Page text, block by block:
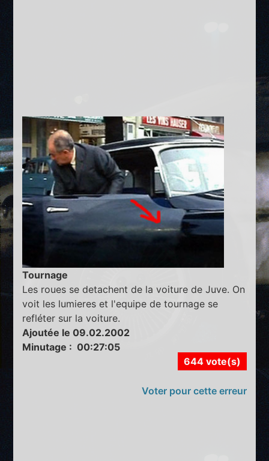
Tournage
Les roues se detachent de la voiture de Juve. On
voit les lumieres et l'equipe de tournage se
refléter sur la voiture.
Ajoutée le 09.02.2002
Minutage : 00:27:05
644 vote(s)
Voter pour cette erreur